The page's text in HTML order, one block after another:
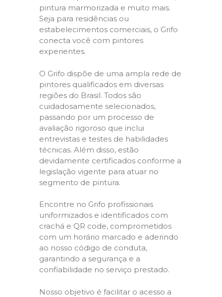
pintura marmorizada e muito mais.
Seja para residências ou
estabelecimentos comerciais, o Grifo
conecta você com pintores
experientes.
O Grifo dispõe de uma ampla rede de
pintores qualificados em diversas
regiões do Brasil. Todos são
cuidadosamente selecionados,
passando por um processo de
avaliação rigoroso que inclui
entrevistas e testes de habilidades
técnicas. Além disso, estão
devidamente certificados conforme a
legislação vigente para atuar no
segmento de pintura.
Encontre no Grifo profissionais
uniformizados e identificados com
crachá e QR code, comprometidos
com um horário marcado e aderindo
ao nosso código de conduta,
garantindo a segurança e a
confiabilidade no serviço prestado.
Nosso objetivo é facilitar o acesso a